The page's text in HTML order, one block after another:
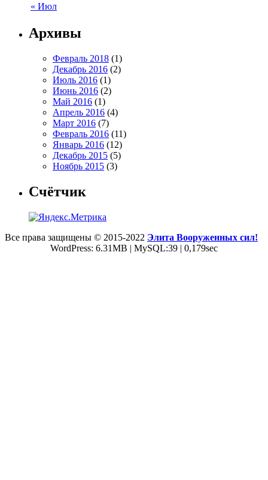
« Июл
Архивы
Февраль 2018 (1)
Декабрь 2016 (2)
Июль 2016 (1)
Июнь 2016 (2)
Май 2016 (1)
Апрель 2016 (4)
Март 2016 (7)
Февраль 2016 (11)
Январь 2016 (12)
Декабрь 2015 (5)
Ноябрь 2015 (3)
Счётчик
Все права защищены © 2015-2022 Элита Вооруженных сил!
WordPress: 6.31MB | MySQL:39 | 0,179sec